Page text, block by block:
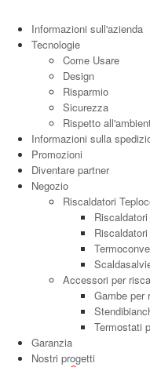
Informazioni sull'azienda
Tecnologie
Come Usare
Design
Risparmio
Sicurezza
Rispetto
Informazioni sulla
Promozioni
Diventare partner
Negozio
Riscaldatori
Accessori per
Gambe per
Termostati
Garanzia
Nostri progetti